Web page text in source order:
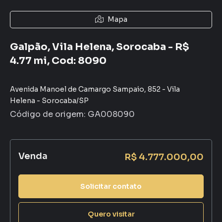
Mapa
Galpão, Vila Helena, Sorocaba - R$
4.77 mi, Cod: 8090
Avenida Manoel de Camargo Sampaio, 852 - Vila
Helena - Sorocaba/SP
Código de origem: GA008090
Venda R$ 4.777.000,00
Solicitar contato
Quero visitar